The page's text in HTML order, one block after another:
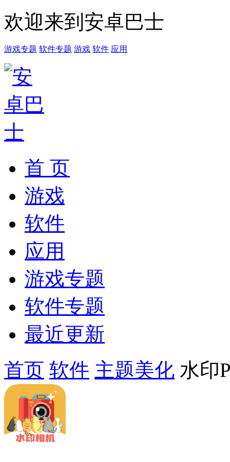
欢迎来到安卓巴士
游戏专题 软件专题 游戏 软件 应用
首 页
游戏
软件
应用
游戏专题
软件专题
最近更新
首页 软件 主题美化 水印